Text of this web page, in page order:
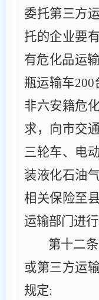
委托第三方
托的企业要
有危化品运
瓶运输车200
非六安籍危
求，向市交
三轮车、电
装液化石油
相关保险至
运输部门进行
第十二条
或第三方运
规定: